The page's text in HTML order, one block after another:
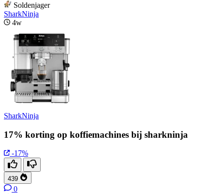
Soldenjager
SharkNinja
4w
SharkNinja
17% korting op koffiemachines bij sharkninja
-17%
439
0